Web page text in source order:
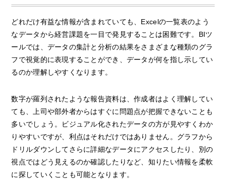
どれだけ有益な情報が含まれていても、Excelの一覧表のよう
なデータから経営課題を一目で発見することは困難です。BIツ
ールでは、データの集計と分析の結果をさまざまな種類のグラ
フで視覚的に表現することができ、データが何を指し示してい
るのか理解しやすくなります。
数字が羅列されたような報告資料は、作成者はよく理解してい
ても、上司や部外者からはすぐに問題点が把握できないことも
多いでしょう。ビジュアル化されたデータの方が見やすくわか
りやすいですが、利点はそれだけではありません。グラフから
ドリルダウンしてさらに詳細なデータにアクセスしたり、別の
視点ではどう見えるのか確認したりなど、知りたい情報を柔軟
に探していくことも可能となります。